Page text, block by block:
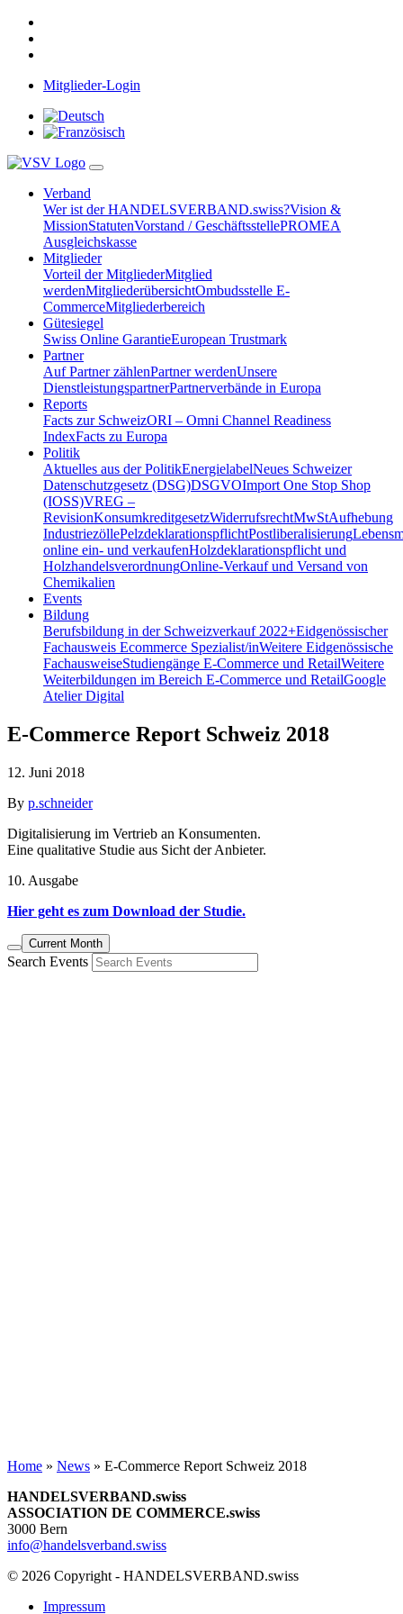
Mitglieder-Login
Verband
Wer ist der HANDELSVERBAND.swiss?Vision &
MissionStatutenVorstand / GeschäftsstellePROMEA
Ausgleichskasse
Mitglieder
Vorteil der MitgliederMitglied
werdenMitgliederübersichtOmbudsstelle E-
CommerceMitgliederbereich
Gütesiegel
Swiss Online GarantieEuropean Trustmark
Partner
Auf Partner zählenPartner werdenUnsere
DienstleistungspartnerPartnerverbände in Europa
Reports
Facts zur SchweizORI – Omni Channel Readiness
IndexFacts zu Europa
Politik
Aktuelles aus der PolitikEnergielabelNeues Schweizer
Datenschutzgesetz (DSG)DSGVOImport One Stop Shop
(IOSS)VREG –
RevisionKonsumkreditgesetzWiderrufsrechtMwStAufhebung
IndustriezöllePelzdeklarationspflichtPostliberalisierung
online ein- und verkaufenHolzdeklarationspflicht und
HolzhandelsverordnungOnline-Verkauf und Versand von
Chemikalien
Events
Bildung
Berufsbildung in der Schweizverkauf 2022+Eidgenössischer
Fachausweis Ecommerce Spezialist/inWeitere Eidgenössische
FachausweiseStudiengänge E-Commerce und RetailWeitere
Weiterbildungen im Bereich E-Commerce und RetailGoogle
Atelier Digital
E-Commerce Report Schweiz 2018
12. Juni 2018
By p.schneider
Digitalisierung im Vertrieb an Konsumenten.
Eine qualitative Studie aus Sicht der Anbieter.
10. Ausgabe
Hier geht es zum Download der Studie.
Current Month
Search Events
Home » News » E-Commerce Report Schweiz 2018
HANDELSVERBAND.swiss
ASSOCIATION DE COMMERCE.swiss
3000 Bern
info@handelsverband.swiss
© 2026 Copyright - HANDELSVERBAND.swiss
Impressum